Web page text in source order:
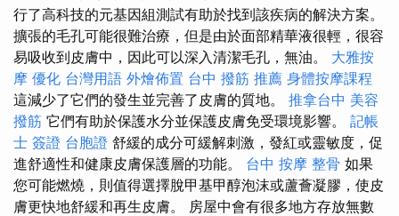
行了高科技的元基因組測試有助於找到該疾病的解決方案。
擴張的毛孔可能很難治療，但是由於面部精華液很輕，很容
易吸收到皮膚中，因此可以深入清潔毛孔，無油。 大雅按
摩 優化 台灣用語 外燴佈置 台中 撥筋 推薦 身體按摩課程
這減少了它們的發生並完善了皮膚的質地。 推拿台中 美容
撥筋 它們有助於保護水分並保護皮膚免受環境影響。 記帳
士 簽證 台胞證 舒緩的成分可緩解刺激，發紅或靈敏度，促
進舒適性和健康皮膚保護層的功能。 台中 按摩 整骨 如果
您可能燃燒，則值得選擇脫甲基甲醇泡沫或蘆薈凝膠，使皮
膚更快地舒緩和再生皮膚。 房屋中會有很多地方存放無數